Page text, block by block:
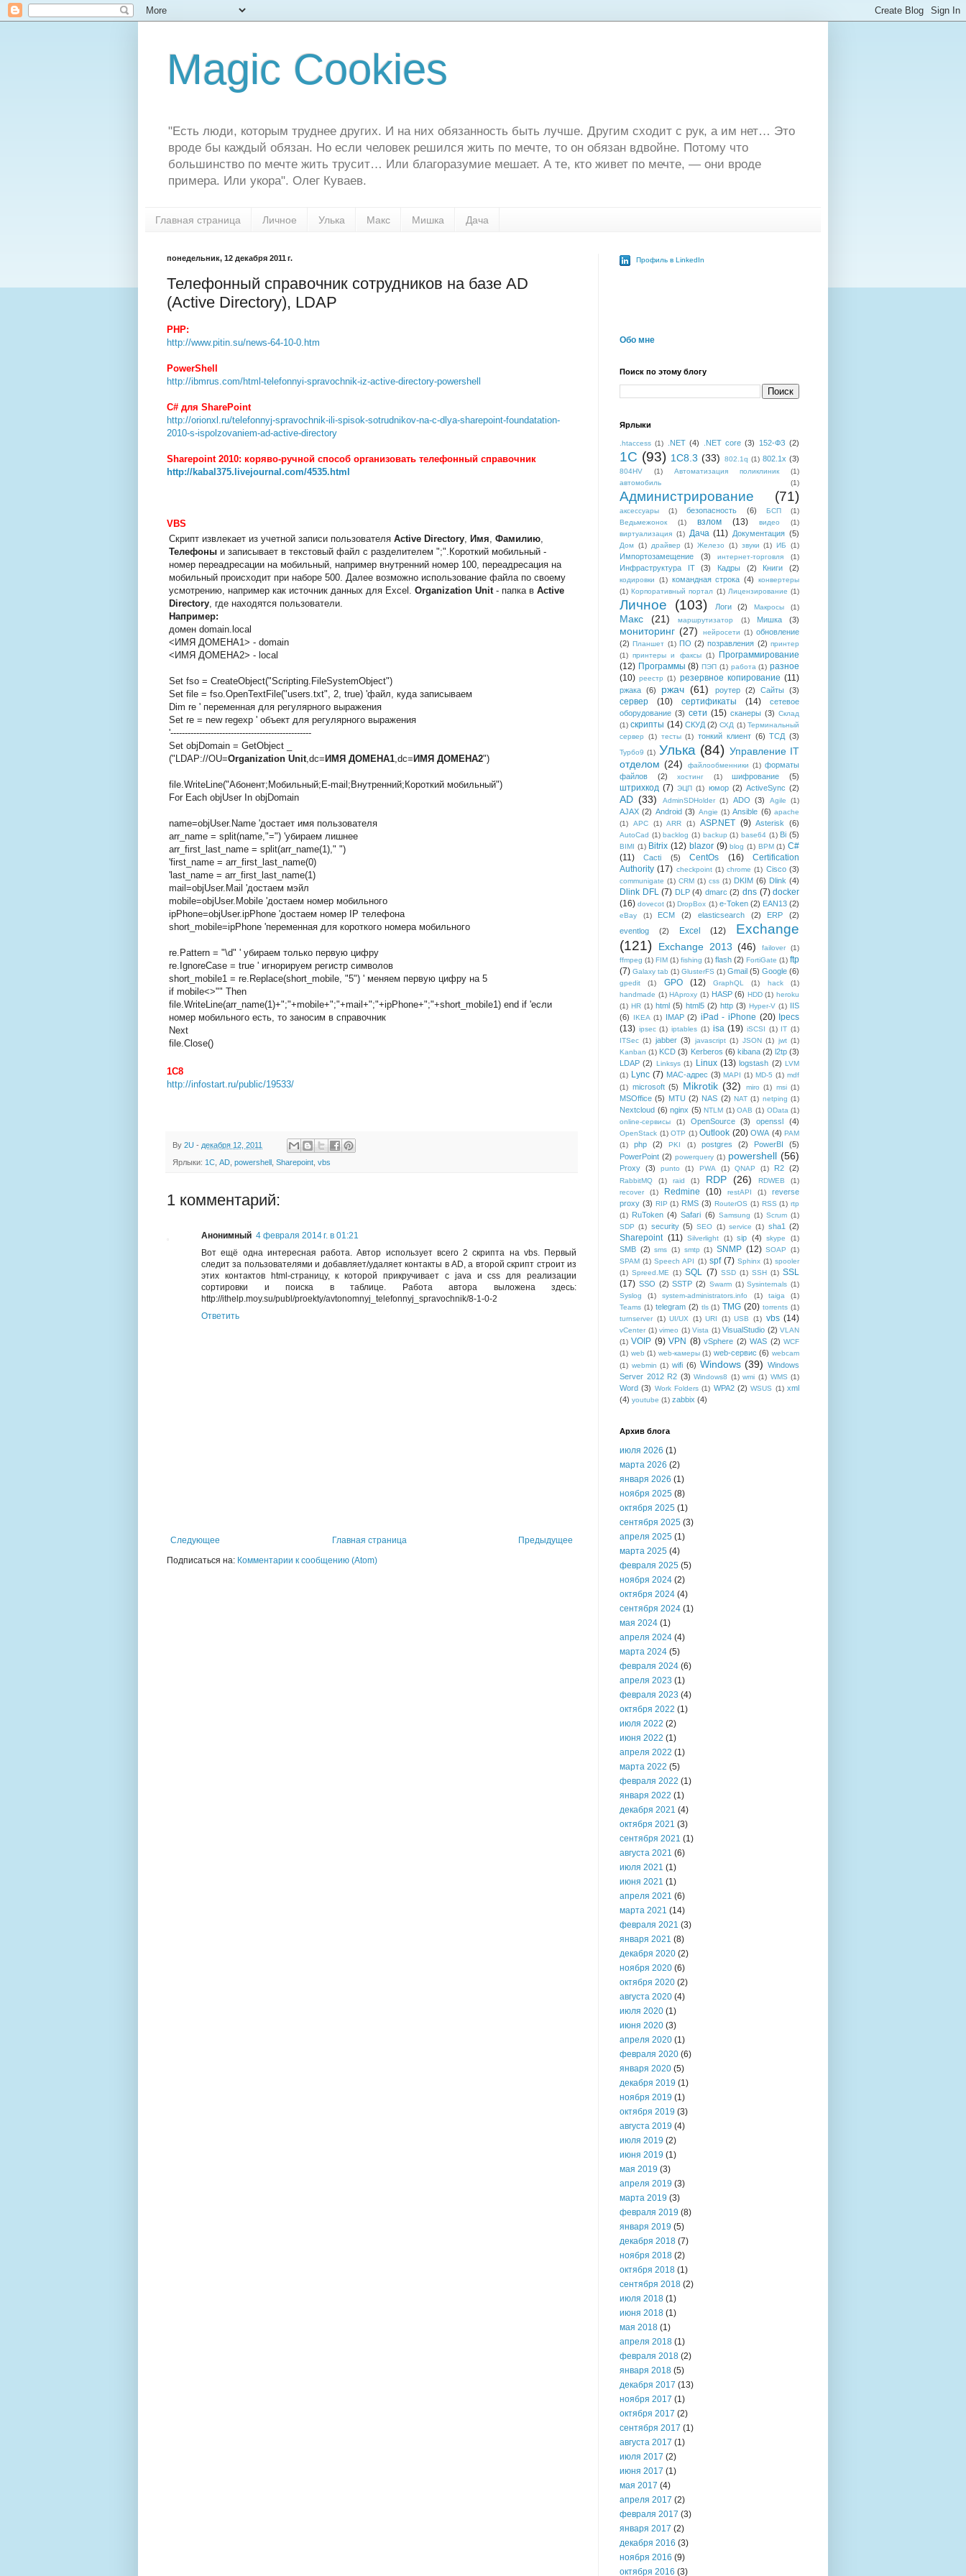
Magic Cookies
"Есть люди, которым труднее других. И на них обязанность быть лучше. Другим сходит с рук, а им нет… Это
вроде бы каждый обязан. Но если человек решился жить по мечте, то он обязан вдвойне. Потому что
большинство по мечте жить трусит… Или благоразумие мешает. А те, кто живет по мечте, — они вроде
примера. Или укора". Олег Куваев.
Главная страница Личное Улька Макс Мишка Дача
понедельник, 12 декабря 2011 г.
Телефонный справочник сотрудников на базе AD
(Active Directory), LDAP
PHP:
http://www.pitin.su/news-64-10-0.htm
PowerShell
http://ibmrus.com/html-telefonnyi-spravochnik-iz-active-directory-powershell
C# для SharePoint
http://orionxl.ru/telefonnyj-spravochnik-ili-spisok-sotrudnikov-na-c-dlya-sharepoint-foundatation-
2010-s-ispolzovaniem-ad-active-directory
Sharepoint 2010: коряво-ручной способ организовать телефонный справочник
http://kabal375.livejournal.com/4535.html
VBS
Скрипт извлекает из учетной записи пользователя Active Directory Имя Фамилию
Телефоны и записывает в текстовый файл с разделителем ";".Короткий мобильный -
номер переадресации на мобильный, например внутренний номер 100, переадресация на
мобильный происходит при наборе 500. Далее возможно использование файла по своему
усмотрению, например как источник данных для Excel. Organization Unit - папка в Active
Directory , где находятся пользователи.
Например:
домен domain.local
<ИМЯ ДОМЕНА1> - domain
<ИМЯ ДОМЕНА2> - local
Set fso = CreateObject("Scripting.FileSystemObject")
Set file = fso.OpenTextFile("users.txt", 2, true) 'файл, куда записываем
Dim re ' переменная для регулярного выражения
Set re = new regexp ' объект для регулярного выражения
'-------------------------------------------------
Set objDomain = GetObject _
("LDAP://OU=Organization Unit ,dc= ИМЯ ДОМЕНА1 ,dc= ИМЯ ДОМЕНА2")
file.WriteLine("Абонент;Мобильный;E-mail;Внутренний;Короткий мобильный")
For Each objUser In objDomain
name=objUser.Name 'достает имя пользователя
arr_name = split(name,"=") 'убираем лишнее
arr_first_last_name = split(arr_name(1)," ")
'first_name = arr_first_last_name(0)
'last_name = arr_first_last_name(1)
mail=objUser.Mail 'достаем мэйл
mobile=objUser.Mobile 'достаем номер мобильного
ipPhone=objUser.ipPhone 'достаем номер IP телефона
short_mobile=ipPhone 'переменная для короткого номера мобильного
re.Pattern = "\d" ' убираем только первую цифру
re.IgnoreCase = true ' игнорируем регистр символов
short_mobile1 = re.Replace(short_mobile, "5") ' меняем первую цифру на 5
if mobile<>"" Then
file.WriteLine(arr_name(1)+";"+mobile+";"+mail+";"+ipPhone+";"+short_mobile1) end if 'если
номер мобильного есть, то заносим в справочник
Next
file.Close()
1C8
http://infostart.ru/public/19533/
By 2U - декабря 12, 2011
Ярлыки: 1С AD powershell Sharepoint vbs
1 комментарий:
Анонимный 4 февраля 2014 г. в 01:21
Вот ещё одна интересная работа. Автор использует всего 2 скрипта на vbs. Первый
следит за пользователями и добавляет/удаляет контакты в AD, а второй скрипт строит из
этих контактов html-страницу, к которой прикручивает с java и css для реализации
сортировки и поиска в таблице. Работа автора выложена здесь:
http://ithelp.moy.su/publ/proekty/avtonomnyj_telefonnyj_spravochnik/8-1-0-2
Ответить
Следующее Предыдущее
Главная страница
Подписаться на: Комментарии к сообщению (Atom)
Профиль в LinkedIn
Обо мне
Поиск по этому блогу
Ярлыки
.htaccess (1) .NET (4) .NET core (3) 152-ФЗ (2)
1С (93) 1C8.3 (33) 802.1q (1) 802.1x (3)
804HV (1) Автоматизация поликлиник
(1)
автомобиль
(1)
Администрирование (71)
аксессуары (1) безопасность (6) БСП
(1)
Ведьмежонок
(1) взлом (13) видео
(1)
виртуализация (1) Дача (11) Документация (5)
Дом (1) драйвер (1) Железо (1) звуки (1) ИБ (1)
Импортозамещение (3) интернет-торговля (1)
Инфраструктура IT (3) Кадры (2) Книги (2)
кодировки (1) командная строка (4)
конвертеры
(1) Корпоративный портал (1) Лицензирование (1)
Личное (103) Логи (2) Макросы (1)
Макс (21) маршрутизатор (1) Мишка (3)
мониторинг (27) нейросети (1) обновление
(2) Планшет (1) ПО (2) позравления (2) принтер
(1) принтеры и факсы (1)
Программирование
(12) Программы (8) ПЭП (1) работа (1) разное
(10) реестр (1) резервное копирование (11)
ржака (6) ржач (61) роутер (2) Сайты (3)
сервер (10) сертификаты (14)
сетевое
оборудование (3) сети (15) сканеры (3) Склад
(1) скрипты (14) СКУД (2) СХД (1) Терминальный
сервер
(1) тесты (1) тонкий клиент (6) ТСД (3)
Турбо9 (1) Улька (84) Управление IT
отделом (24) файлообменники (1) форматы
файлов
(2) хостинг (1) шифрование (5)
штрихкод (7) ЭЦП (1) юмор (2) ActiveSync (2)
AD (33) AdminSDHolder (1) ADO (3) Agile (1)
AJAX (2) Android (3) Angie (1) Ansible (6) apache
(1)
APC (1) ARR (1) ASP.NET (9) Asterisk (6)
AutoCad (1) backlog (1) backup (1) base64 (1) Bi (5)
BIMI (1) Bitrix (12) blazor (9) blog (1) BPM (1) C#
(11)
Cacti (5) CentOs (16)
Certification
Authority (17) checkpoint (1) chrome (1) Cisco (3)
communigate (1) CRM (1) css (1) DKIM (6) Dlink (4)
Dlink DFL (7) DLP (4) dmarc (2) dns (7) docker
(16) dovecot (1) DropBox (1) e-Token (2) EAN13 (2)
eBay (1) ECM (2) elasticsearch (2) ERP
(2)
eventlog
(2) Excel (12)
Exchange
(121)
Exchange 2013 (46) failover
(1)
ffmpeg (1) FIM (1) fishing (1) flash (2) FortiGate (1) ftp
(7) Galaxy tab (1) GlusterFS (1) Gmail (5) Google (6)
gpedit (1) GPO (12) GraphQL (1) hack
(1)
handmade (1) HAproxy (1) HASP (6) HDD (1) heroku
(1) HR (1) html (5) html5 (2) http (3) Hyper-V (1) IIS
(6)
IKEA (1) IMAP (2) iPad - iPhone (20) Ipecs
(13) ipsec (1) iptables (1) isa (19) iSCSI (1) IT (1)
ITSec (1) jabber (3) javascript (1) JSON (1) jwt (1)
Kanban (1) KCD (3) Kerberos (6) kibana (2) l2tp (3)
LDAP (2) Linksys (1) Linux (13) logstash (2) LVM
(1) Lync (7) MAC-адрес (3) MAPI (1) MD-5 (1) mdf
(1) microsoft (5) Mikrotik (32) miro (1) msi (1)
MSOffice (5) MTU (2) NAS (2) NAT (1) netping (1)
Nextcloud (6) nginx (5) NTLM (1) OAB (1) OData (1)
online-сервисы
(1) OpenSource (3) openssl (4)
OpenStack (1) OTP (1) Outlook (20) OWA (4) PAM
(1)
php (2) PKI (1) postgres (2) PowerBI
(5)
PowerPoint (2) powerquery (1) powershell (56)
Proxy (3) punto (1) PWA (1) QNAP (1) R2 (2)
RabbitMQ (1) raid (1) RDP (26) RDWEB
(1)
recover
(1) Redmine (10) restAPI (1)
reverse
proxy (3) RIP (1) RMS (3) RouterOS (1) RSS (1) rtp
(1) RuToken (4) Safari (6) Samsung (1) Scrum (1)
SDP (1) security (5) SEO (1) service (1) sha1 (2)
Sharepoint (11) Silverlight (1) sip (4) skype (1)
SMB (2) sms (1) smtp (1) SNMP (12) SOAP
(1)
SPAM (1) Speech API (1) spf (7) Sphinx (1) spooler
(1) Spreed.ME (1) SQL (7) SSD (1) SSH (1) SSL
(17) SSO (2) SSTP (2) Swarm (1) Sysinternals (1)
Syslog
(1) system-administrators.info (1) taiga
(1)
Teams (1) telegram (2) tls (1) TMG (20) torrents (1)
turnserver (1) UI/UX (1) URI (1) USB (1) vbs (14)
vCenter (1) vimeo (1) Vista (1) VisualStudio (2) VLAN
(1) VOIP (9) VPN (8) vSphere (2) WAS (2) WCF
(1) web (1) web-камеры (1) web-сервис (6) webcam
(1) webmin (1) wifi (6) Windows (39) Windows
Server 2012 R2 (3) Windows8 (1) wmi (1) WMS (1)
Word (3) Work Folders (1) WPA2 (2) WSUS (1) xml
(4) youtube (1) zabbix (4)
Архив блога
июля 2026 (1)
марта 2026 (2)
января 2026 (1)
ноября 2025 (8)
октября 2025 (1)
сентября 2025 (3)
апреля 2025 (1)
марта 2025 (4)
февраля 2025 (5)
ноября 2024 (2)
октября 2024 (4)
сентября 2024 (1)
мая 2024 (1)
апреля 2024 (4)
марта 2024 (5)
февраля 2024 (6)
апреля 2023 (1)
февраля 2023 (4)
октября 2022 (1)
июля 2022 (2)
июня 2022 (1)
апреля 2022 (1)
марта 2022 (5)
февраля 2022 (1)
января 2022 (1)
декабря 2021 (4)
октября 2021 (3)
сентября 2021 (1)
августа 2021 (6)
июля 2021 (1)
июня 2021 (1)
апреля 2021 (6)
марта 2021 (14)
февраля 2021 (3)
января 2021 (8)
декабря 2020 (2)
ноября 2020 (6)
октября 2020 (2)
августа 2020 (4)
июля 2020 (1)
июня 2020 (3)
апреля 2020 (1)
февраля 2020 (6)
января 2020 (5)
декабря 2019 (1)
ноября 2019 (1)
октября 2019 (3)
августа 2019 (4)
июля 2019 (2)
июня 2019 (1)
мая 2019 (3)
апреля 2019 (3)
марта 2019 (3)
февраля 2019 (8)
января 2019 (5)
декабря 2018 (7)
ноября 2018 (2)
октября 2018 (1)
сентября 2018 (2)
июля 2018 (1)
июня 2018 (1)
мая 2018 (1)
апреля 2018 (1)
февраля 2018 (2)
января 2018 (5)
декабря 2017 (13)
ноября 2017 (1)
октября 2017 (2)
сентября 2017 (1)
августа 2017 (1)
июля 2017 (2)
июня 2017 (1)
мая 2017 (4)
апреля 2017 (2)
февраля 2017 (3)
января 2017 (2)
декабря 2016 (3)
ноября 2016 (9)
октября 2016 (3)